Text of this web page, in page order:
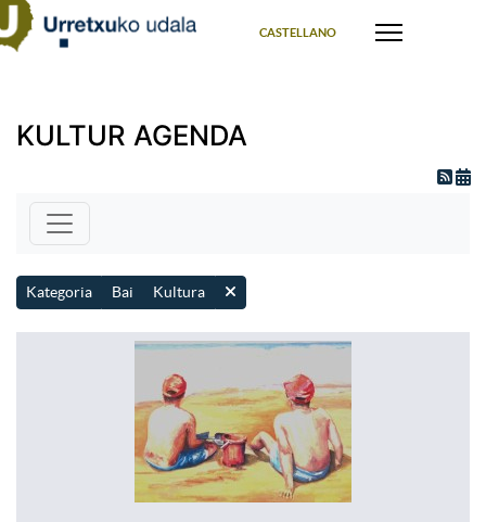
CASTELLANO
KULTUR AGENDA
Kategoria Bai Kultura